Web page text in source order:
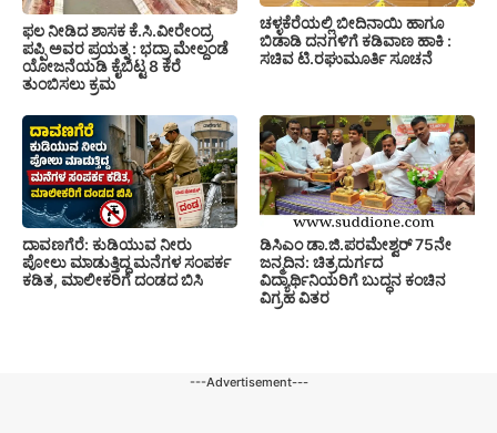
ಫಲ ನೀಡಿದ ಶಾಸಕ ಕೆ.ಸಿ.ವೀರೇಂದ್ರ
ಪಪ್ಪಿ ಅವರ ಪ್ರಯತ್ನ : ಭದ್ರಾ ಮೇಲ್ದಂಡೆ
ಯೋಜನೆಯಡಿ ಕೈಬಿಟ್ಟ 8 ಕೆರೆ
ತುಂಬಿಸಲು ಕ್ರಮ
ಚಳ್ಳಕೆರೆಯಲ್ಲಿ ಬೀದಿನಾಯಿ ಹಾಗೂ
ಬಿಡಾಡಿ ದನಗಳಿಗೆ ಕಡಿವಾಣ ಹಾಕಿ :
ಸಚಿವ ಟಿ.ರಘುಮೂರ್ತಿ ಸೂಚನೆ
ದಾವಣಗೆರೆ: ಕುಡಿಯುವ ನೀರು
ಪೋಲು ಮಾಡುತ್ತಿದ್ದ ಮನೆಗಳ ಸಂಪರ್ಕ
ಕಡಿತ, ಮಾಲೀಕರಿಗೆ ದಂಡದ ಬಿಸಿ
ಡಿಸಿಎಂ ಡಾ.ಜಿ.ಪರಮೇಶ್ವರ್ 75ನೇ
ಜನ್ಮದಿನ: ಚಿತ್ರದುರ್ಗದ
ವಿದ್ಯಾರ್ಥಿನಿಯರಿಗೆ ಬುದ್ಧನ ಕಂಚಿನ
ವಿಗ್ರಹ ವಿತರ
---Advertisement---